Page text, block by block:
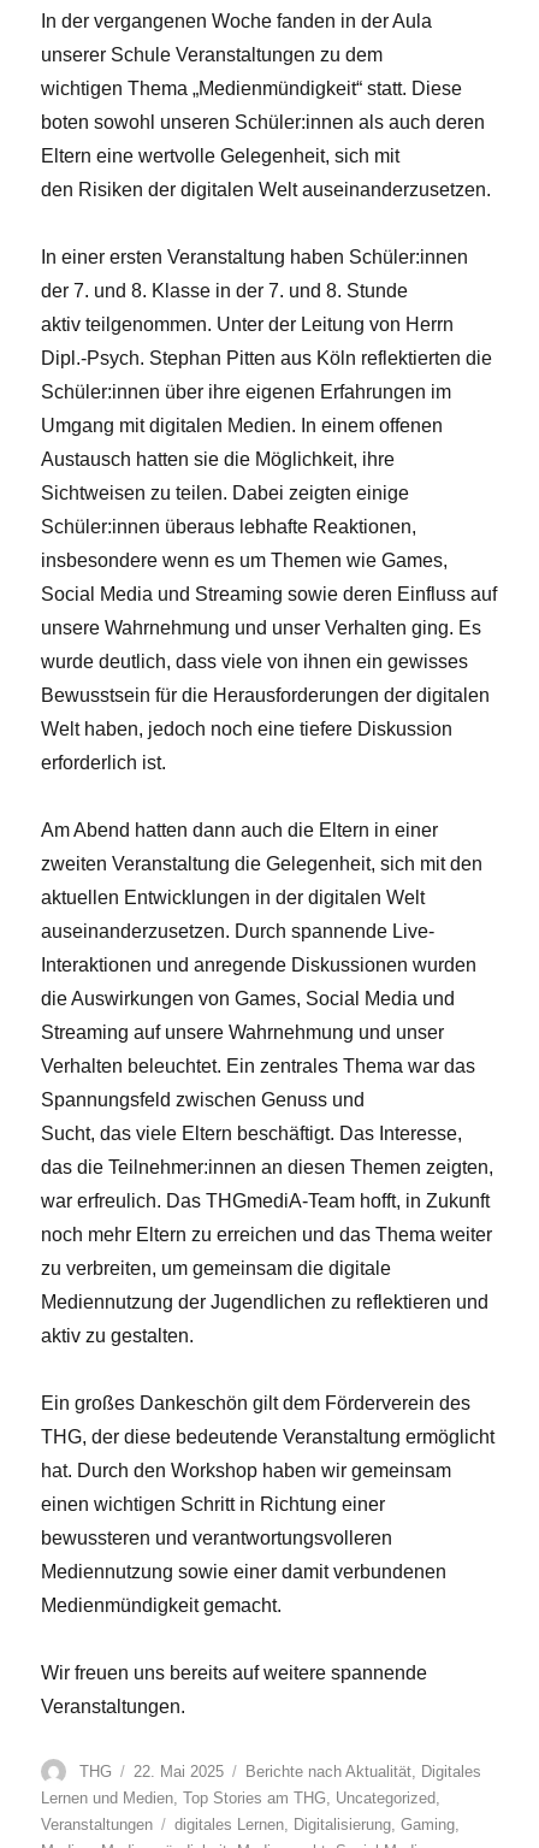
In der vergangenen Woche fanden in der Aula
unserer Schule Veranstaltungen zu dem
wichtigen Thema „Medienmündigkeit“ statt. Diese
boten sowohl unseren Schüler:innen als auch deren
Eltern eine wertvolle Gelegenheit, sich mit
den Risiken der digitalen Welt auseinanderzusetzen.
In einer ersten Veranstaltung haben Schüler:innen
der 7. und 8. Klasse in der 7. und 8. Stunde
aktiv teilgenommen. Unter der Leitung von Herrn
Dipl.-Psych. Stephan Pitten aus Köln reflektierten die
Schüler:innen über ihre eigenen Erfahrungen im
Umgang mit digitalen Medien. In einem offenen
Austausch hatten sie die Möglichkeit, ihre
Sichtweisen zu teilen. Dabei zeigten einige
Schüler:innen überaus lebhafte Reaktionen,
insbesondere wenn es um Themen wie Games,
Social Media und Streaming sowie deren Einfluss auf
unsere Wahrnehmung und unser Verhalten ging. Es
wurde deutlich, dass viele von ihnen ein gewisses
Bewusstsein für die Herausforderungen der digitalen
Welt haben, jedoch noch eine tiefere Diskussion
erforderlich ist.
Am Abend hatten dann auch die Eltern in einer
zweiten Veranstaltung die Gelegenheit, sich mit den
aktuellen Entwicklungen in der digitalen Welt
auseinanderzusetzen. Durch spannende Live-
Interaktionen und anregende Diskussionen wurden
die Auswirkungen von Games, Social Media und
Streaming auf unsere Wahrnehmung und unser
Verhalten beleuchtet. Ein zentrales Thema war das
Spannungsfeld zwischen Genuss und
Sucht, das viele Eltern beschäftigt. Das Interesse,
das die Teilnehmer:innen an diesen Themen zeigten,
war erfreulich. Das THGmediA-Team hofft, in Zukunft
noch mehr Eltern zu erreichen und das Thema weiter
zu verbreiten, um gemeinsam die digitale
Mediennutzung der Jugendlichen zu reflektieren und
aktiv zu gestalten.
Ein großes Dankeschön gilt dem Förderverein des
THG, der diese bedeutende Veranstaltung ermöglicht
hat. Durch den Workshop haben wir gemeinsam
einen wichtigen Schritt in Richtung einer
bewussteren und verantwortungsvolleren
Mediennutzung sowie einer damit verbundenen
Medienmündigkeit gemacht.
Wir freuen uns bereits auf weitere spannende
Veranstaltungen.
Autor
THG
Veröffentlicht
am
22. Mai 2025 Kategorien
Berichte nach Aktualität
Digitales
Lernen und Medien ,Top Stories am THG Uncategorized
Veranstaltungen
Schlagwörter
digitales Lernen Digitalisierung ,Gaming